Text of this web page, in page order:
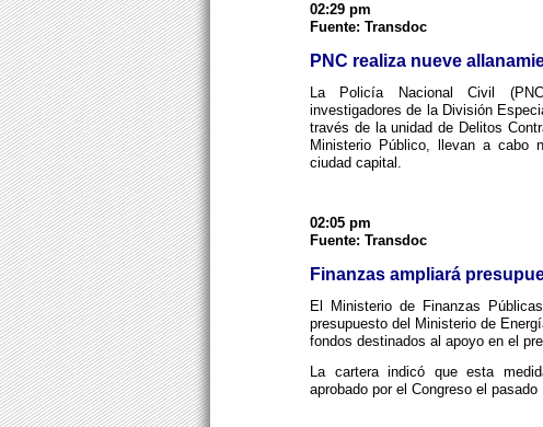
02:29 pm
Fuente: Transdoc
PNC realiza nueve
La Policía Nacional Civil
investigadores de la División
través de la unidad de Delitos
Ministerio Público, llevan a cabo
ciudad capital.
02:05 pm
Fuente: Transdoc
Finanzas ampliará
El Ministerio de Finanzas
presupuesto del Ministerio de
fondos destinados al apoyo en el
La cartera indicó que esta
aprobado por el Congreso el pasado